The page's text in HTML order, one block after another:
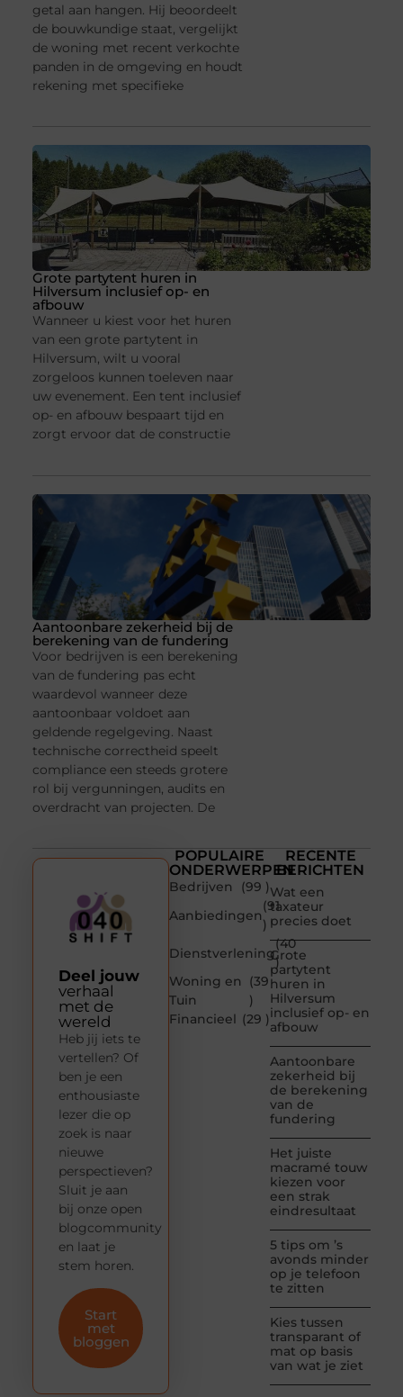
getal aan hangen. Hij beoordeelt
de bouwkundige staat, vergelijkt
de woning met recent verkochte
panden in de omgeving en houdt
rekening met specifieke
Grote partytent huren in
Hilversum inclusief op- en
afbouw
Wanneer u kiest voor het huren
van een grote partytent in
Hilversum, wilt u vooral
zorgeloos kunnen toeleven naar
uw evenement. Een tent inclusief
op- en afbouw bespaart tijd en
zorgt ervoor dat de constructie
Aantoonbare zekerheid bij de
berekening van de fundering
Voor bedrijven is een berekening
van de fundering pas echt
waardevol wanneer deze
aantoonbaar voldoet aan
geldende regelgeving. Naast
technische correctheid speelt
compliance een steeds grotere
rol bij vergunningen, audits en
overdracht van projecten. De
POPULAIRE
ONDERWERPEN
Bedrijven
(99 )
Aanbiedingen
(91
)
Dienstverlening
(40
)
Woning en
Tuin
(39
)
Financieel (29 )
RECENTE
BERICHTEN
Wat een
taxateur
precies doet
Grote
partytent
huren in
Hilversum
inclusief op- en
afbouw
Aantoonbare
zekerheid bij
de berekening
van de
fundering
Het juiste
macramé touw
kiezen voor
een strak
eindresultaat
5 tips om ’s
avonds minder
op je telefoon
te zitten
Kies tussen
transparant of
mat op basis
van wat je ziet
Deel jouw
verhaal
met de
wereld
Heb jij iets te
vertellen? Of
ben je een
enthousiaste
lezer die op
zoek is naar
nieuwe
perspectieven?
Sluit je aan
bij onze open
blogcommunity
en laat je
stem horen.
Start
met
bloggen